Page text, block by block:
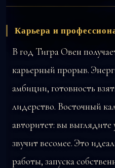
Карьера и
В год Тигра Овен
карьерный прорыв.
амбиции, готовность
лидерство. Восточный
авторитет: вы выглядите
звучит весомее. Это
работы, запуска